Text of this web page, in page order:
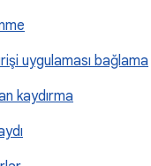
uygulaması bağlama
kaydırma